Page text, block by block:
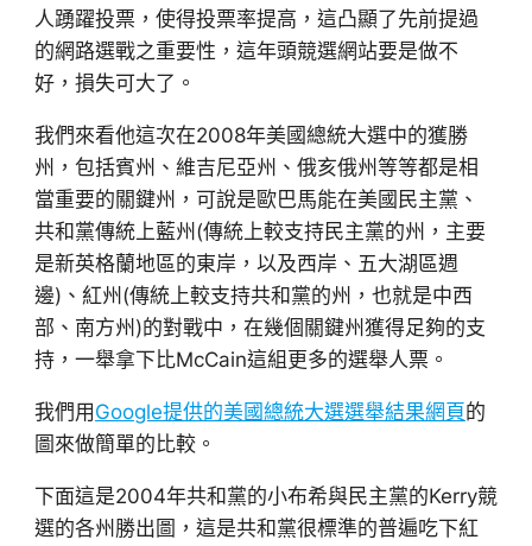
人踴躍投票，使得投票率提高，這凸顯了先前提過
的網路選戰之重要性，這年頭競選網站要是做不
好，損失可大了。
我們來看他這次在2008年美國總統大選中的獲勝
州，包括賓州、維吉尼亞州、俄亥俄州等等都是相
當重要的關鍵州，可說是歐巴馬能在美國民主黨、
共和黨傳統上藍州(傳統上較支持民主黨的州，主要
是新英格蘭地區的東岸，以及西岸、五大湖區週
邊)、紅州(傳統上較支持共和黨的州，也就是中西
部、南方州)的對戰中，在幾個關鍵州獲得足夠的支
持，一舉拿下比McCain這組更多的選舉人票。
我們用Google提供的美國總統大選選舉結果網頁的
圖來做簡單的比較。
下面這是2004年共和黨的小布希與民主黨的Kerry競
選的各州勝出圖，這是共和黨很標準的普遍吃下紅